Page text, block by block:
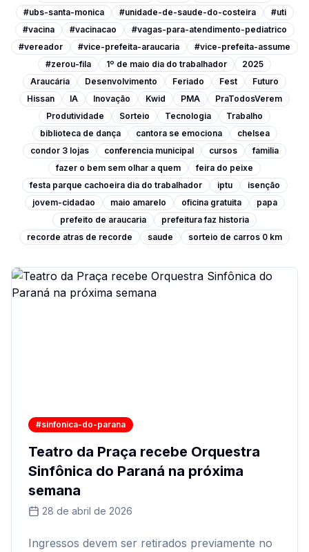
#ubs-santa-monica #unidade-de-saude-do-costeira
#uti
#vacina
#vacinacao
#vagas-para-atendimento-pediatrico
#vereador
#vice-prefeita-araucaria
#vice-prefeita-assume
#zerou-fila
1º de maio dia do trabalhador
2025
Araucária
Desenvolvimento Feriado Fest
Futuro
Hissan
IA Inovação Kwid PMA
PraTodosVerem
Produtividade
Sorteio Tecnologia
Trabalho
biblioteca de dança
cantora se emociona
chelsea
condor 3 lojas
conferencia municipal cursos
familia
fazer o bem sem olhar a quem
feira do peixe
festa parque cachoeira dia do trabalhador
iptu
isenção
jovem-cidadao
maio amarelo oficina gratuita
papa
prefeito de araucaria
prefeitura faz historia
recorde atras de recorde
saude sorteio de carros 0 km
#sinfonica-do-parana
Teatro da Praça recebe Orquestra
Sinfônica do Paraná na próxima
semana
28 de abril de 2026
Ingressos devem ser retirados previamente no